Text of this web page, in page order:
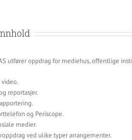
utfører oppdrag for mediehus, offentlige
video.
reportasjer.
og Periscope.
medier.
ved ulike typer arrangementer.